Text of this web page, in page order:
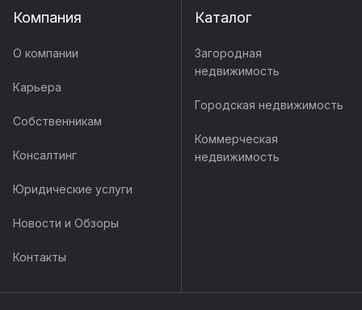
Компания
О компании
Карьера
Собственникам
Консалтинг
Юридические услуги
Новости и Обзоры
Контакты
Каталог
Загородная
недвижимость
Городская недвижимость
Коммерческая
недвижимость